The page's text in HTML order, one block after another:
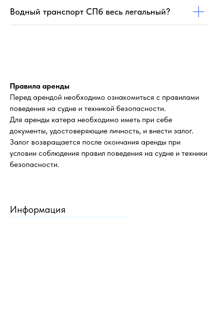
Водный транспорт СПб весь легальный?
Правила аренды
Перед арендой необходимо ознакомиться с правилами
поведения на судне и техникой безопасности.
Для аренды катера необходимо иметь при себе
документы, удостоверяющие личность, и внести залог.
Залог возвращается после окончания аренды при
условии соблюдения правил поведения на судне и техники
безопасности.
Информация